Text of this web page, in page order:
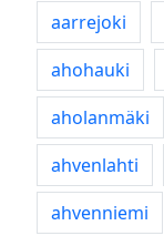
aarrejoki
ahohauki
aholanmäki
ahvenlahti
ahvenniemi